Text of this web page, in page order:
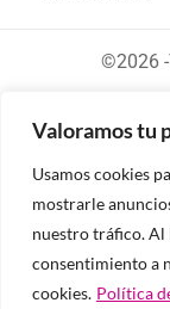
Valoramos tu
Usamos cookies
mostrarle
nuestro tráfico. Al
consentimiento a
cookies. Política
©2026 -
Diseñado